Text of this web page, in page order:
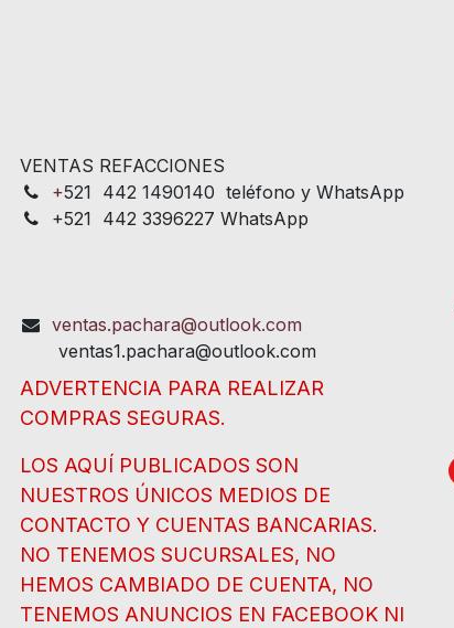
VENTAS REFACCIONES
+521 442 1490140 teléfono y WhatsApp
+521 442 3396227 WhatsApp
ventas.pachara@outlook.com
ventas1.pachara@outlook.com
ADVERTENCIA PARA REALIZAR
COMPRAS SEGURAS.
LOS AQUÍ PUBLICADOS SON
NUESTROS ÚNICOS MEDIOS DE
CONTACTO Y CUENTAS BANCARIAS.
NO TENEMOS SUCURSALES, NO
HEMOS CAMBIADO DE CUENTA, NO
TENEMOS ANUNCIOS EN FACEBOOK NI